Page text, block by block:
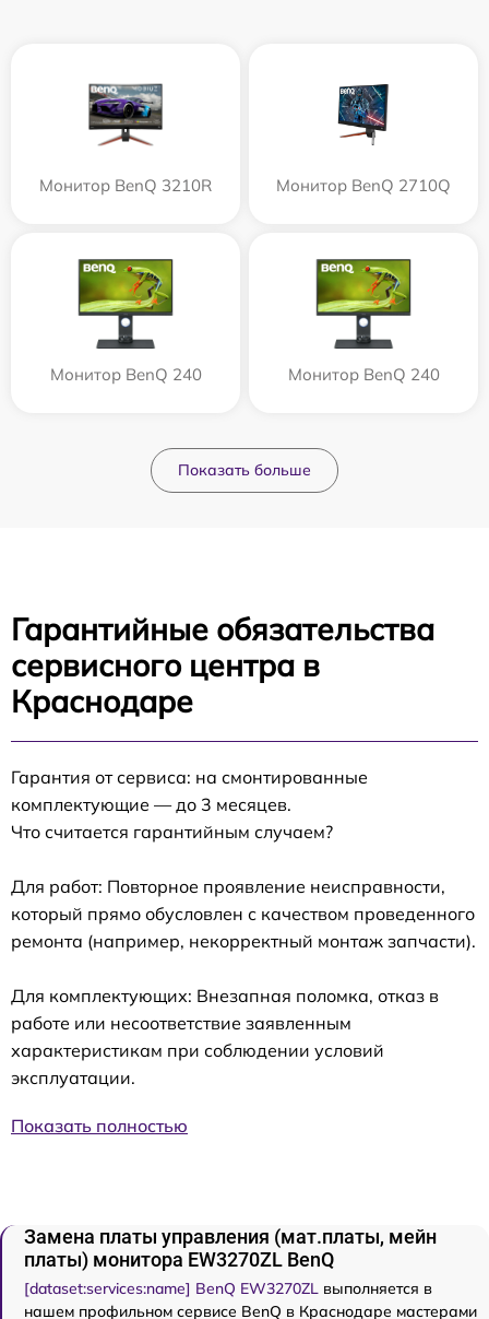
Монитор BenQ 3210R Монитор BenQ 2710Q
Монитор BenQ 240 Монитор BenQ 240
Показать больше
Гарантийные обязательства
сервисного центра в
Краснодаре
Гарантия от сервиса: на смонтированные
комплектующие — до 3 месяцев.
Что считается гарантийным случаем?
Для работ: Повторное проявление неисправности,
который прямо обусловлен с качеством проведенного
ремонта (например, некорректный монтаж запчасти).
Для комплектующих: Внезапная поломка, отказ в
работе или несоответствие заявленным
характеристикам при соблюдении условий
эксплуатации.
Показать полностью
Замена платы управления (мат.платы, мейн
платы) монитора EW3270ZL BenQ
[dataset:services:name] BenQ EW3270ZL выполняется в
нашем профильном сервисе BenQ в Краснодаре мастерами